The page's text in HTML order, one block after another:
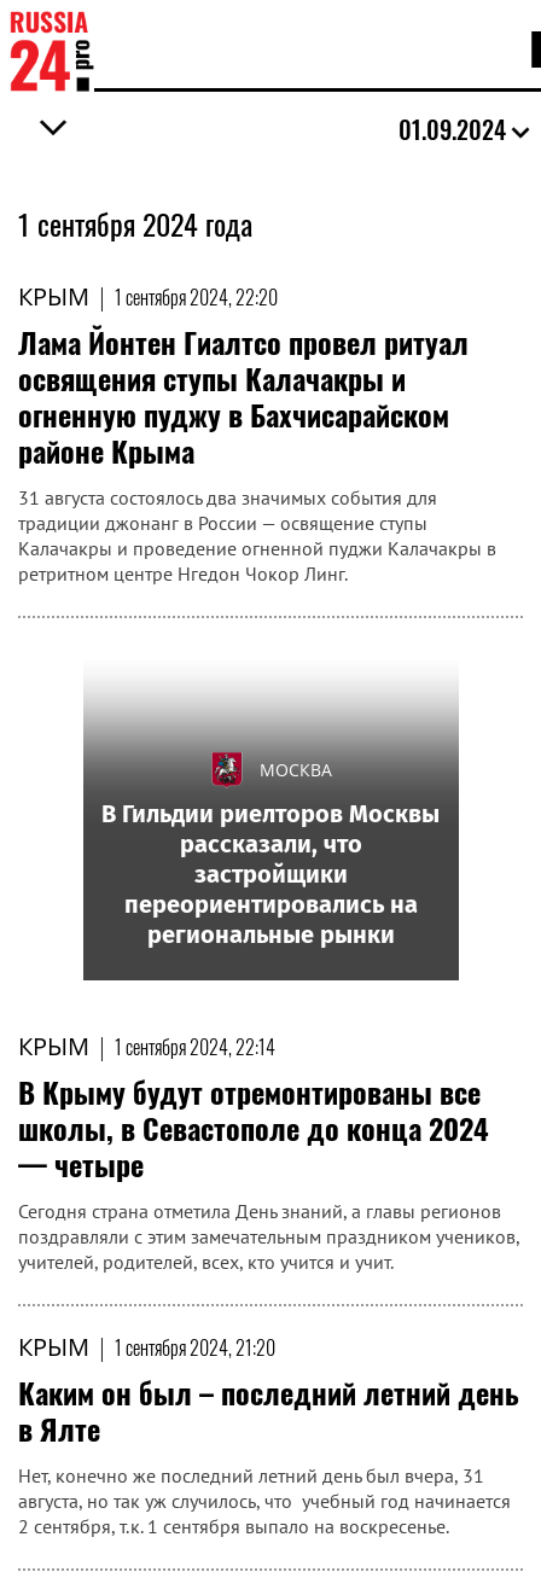
01.09.2024
1 сентября 2024 года
КРЫМ | 1 сентября 2024, 22:20
Лама Йонтен Гиалтсо провел ритуал
освящения ступы Калачакры и
огненную пуджу в Бахчисарайском
районе Крыма
31 августа состоялось два значимых события для
традиции джонанг в России — освящение ступы
Калачакры и проведение огненной пуджи Калачакры в
ретритном центре Нгедон Чокор Линг.
КРЫМ | 1 сентября 2024, 22:14
В Крыму будут отремонтированы все
школы, в Севастополе до конца 2024
— четыре
Сегодня страна отметила День знаний, а главы регионов
поздравляли с этим замечательным праздником учеников,
учителей, родителей, всех, кто учится и учит.
КРЫМ | 1 сентября 2024, 21:20
Каким он был – последний летний день
в Ялте
Нет, конечно же последний летний день был вчера, 31
августа, но так уж случилось, что учебный год начинается
2 сентября, т.к. 1 сентября выпало на воскресенье.
МОСКВА
В Гильдии риелторов Москвы
рассказали, что
застройщики
переориентировались на
региональные рынки